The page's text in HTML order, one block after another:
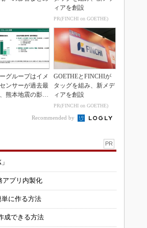
ィアを創設
PR(FINCHI on GOETHE)
グループはイメ
ンサーが過去最
熊本地震の影響
GOETHEとFINCHIが
タッグを組み、新メデ
ィアを創設
PR(FINCHI on GOETHE)
Recommended by
PR
アプリ内製化
に作る方法
成できる方法